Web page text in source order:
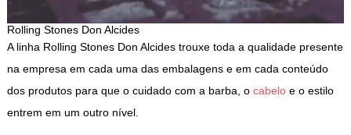
Rolling Stones Don Alcides
A linha Rolling Stones Don Alcides trouxe toda a qualidade presente
na empresa em cada uma das embalagens e em cada conteúdo
dos produtos para que o cuidado com a barba, o cabeloe o estilo
entrem em um outro nível.